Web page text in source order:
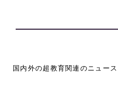
国内外の超教育関連のニュー